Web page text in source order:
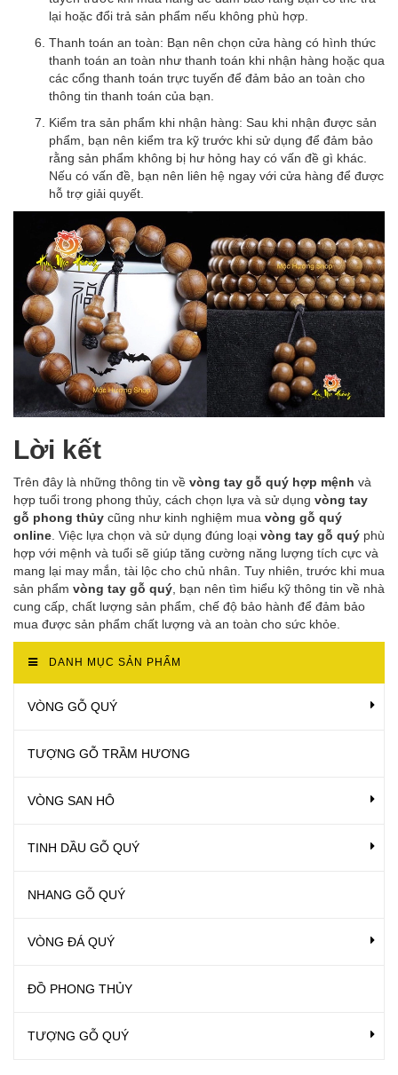
lại hoặc đổi trả sản phẩm nếu không phù hợp.
Thanh toán an toàn: Bạn nên chọn cửa hàng có hình thức
thanh toán an toàn như thanh toán khi nhận hàng hoặc qua
các cổng thanh toán trực tuyến để đảm bảo an toàn cho
thông tin thanh toán của bạn.
Kiểm tra sản phẩm khi nhận hàng: Sau khi nhận được sản
phẩm, bạn nên kiểm tra kỹ trước khi sử dụng để đảm bảo
rằng sản phẩm không bị hư hỏng hay có vấn đề gì khác.
Nếu có vấn đề, bạn nên liên hệ ngay với cửa hàng để được
hỗ trợ giải quyết.
Lời kết
Trên đây là những thông tin về vòng tay gỗ quý hợp mệnh và
hợp tuổi trong phong thủy, cách chọn lựa và sử dụng vòng tay
gỗ phong thủy cũng như kinh nghiệm mua vòng gỗ quý
online. Việc lựa chọn và sử dụng đúng loại vòng tay gỗ quý phù
hợp với mệnh và tuổi sẽ giúp tăng cường năng lượng tích cực và
mang lại may mắn, tài lộc cho chủ nhân. Tuy nhiên, trước khi mua
sản phẩm vòng tay gỗ quý, bạn nên tìm hiểu kỹ thông tin về nhà
cung cấp, chất lượng sản phẩm, chế độ bảo hành để đảm bảo
mua được sản phẩm chất lượng và an toàn cho sức khỏe.
DANH MỤC SẢN PHẨM
VÒNG GỖ QUÝ
TƯỢNG GỖ TRẦM HƯƠNG
VÒNG SAN HÔ
TINH DẦU GỖ QUÝ
NHANG GỖ QUÝ
VÒNG ĐÁ QUÝ
ĐỒ PHONG THỦY
TƯỢNG GỖ QUÝ